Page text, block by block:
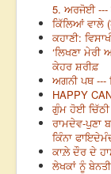
5. ਅਰਜੋਈ ---
ਕਿੱਲਿਆਂ ਵਾਲੇ
ਕਹਾਣੀ:
‘ਲਿਖਣਾ ਮੇਰੀ
ਕੇਹਰ ਸ਼ਰੀਫ਼
ਅਗਨੀ ਪਥ ---
HAPPY
ਗੁੰਮ ਹੋਈ ਚਿੱਠੀ
ਰਾਮਦੇਵ-ਪੁਣਾ
ਕਿੰਨਾ
ਕਾਲ਼ੇ ਦੌਰ ਦੇ
ਲੇਖਕਾਂ ਨੂੰ ਬੇਨਤੀ